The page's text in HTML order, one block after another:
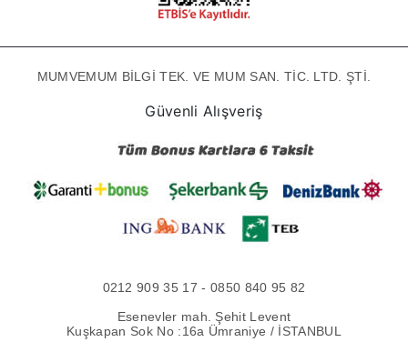
MUMVEMUM BİLGİ TEK. VE MUM SAN. TİC. LTD. ŞTİ.
Güvenli Alışveriş
0212 909 35 17 - 0850 840 95 82
Esenevler mah. Şehit Levent
Kuşkapan Sok No :16a Ümraniye / İSTANBUL